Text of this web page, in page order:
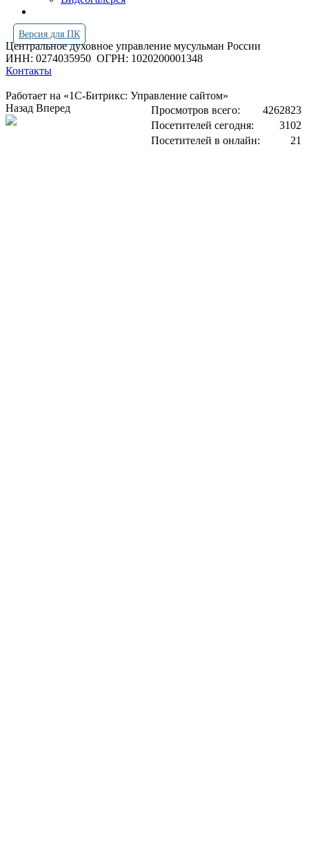
Версия для ПК
Центральное духовное управление мусульман России
ИНН: 0274035950 ОГРН: 1020200001348
Контакты
Работает на «1С-Битрикс: Управление сайтом»
Просмотров всего:
4262823
Посетителей сегодня:
3102
Посетителей в онлайн:
21
Назад Вперед